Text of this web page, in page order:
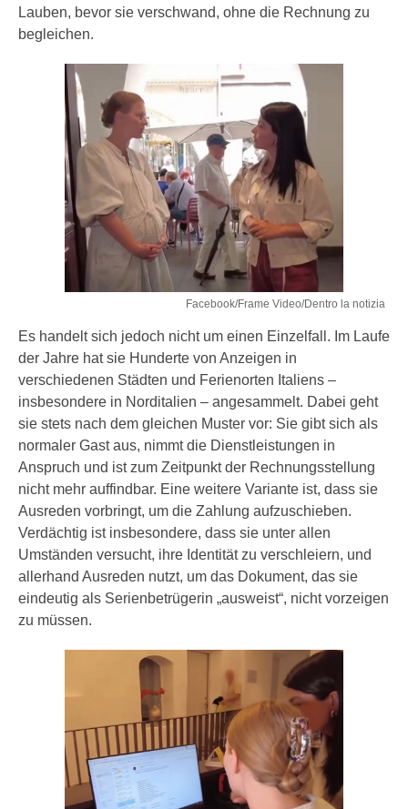
Lauben, bevor sie verschwand, ohne die Rechnung zu
begleichen.
Facebook/Frame Video/Dentro la notizia
Es handelt sich jedoch nicht um einen Einzelfall. Im Laufe
der Jahre hat sie Hunderte von Anzeigen in
verschiedenen Städten und Ferienorten Italiens –
insbesondere in Norditalien – angesammelt. Dabei geht
sie stets nach dem gleichen Muster vor: Sie gibt sich als
normaler Gast aus, nimmt die Dienstleistungen in
Anspruch und ist zum Zeitpunkt der Rechnungsstellung
nicht mehr auffindbar. Eine weitere Variante ist, dass sie
Ausreden vorbringt, um die Zahlung aufzuschieben.
Verdächtig ist insbesondere, dass sie unter allen
Umständen versucht, ihre Identität zu verschleiern, und
allerhand Ausreden nutzt, um das Dokument, das sie
eindeutig als Serienbetrügerin „ausweist“, nicht vorzeigen
zu müssen.